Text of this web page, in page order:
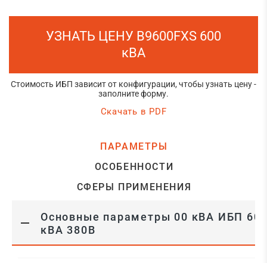
УЗНАТЬ ЦЕНУ B9600FXS 600
кВА
Стоимость ИБП зависит от конфигурации, чтобы узнать цену -
заполните форму.
Скачать в PDF
ПАРАМЕТРЫ
ОСОБЕННОСТИ
СФЕРЫ ПРИМЕНЕНИЯ
Основные параметры 00 кВА ИБП
кВА 380В